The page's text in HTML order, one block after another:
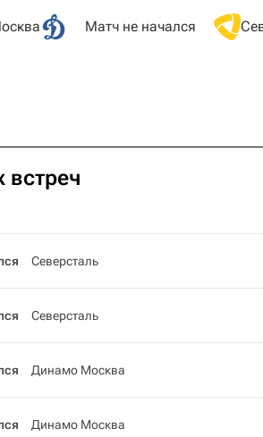
Матч не начался
Северсталь
Северсталь
Динамо Москва
Динамо Москва